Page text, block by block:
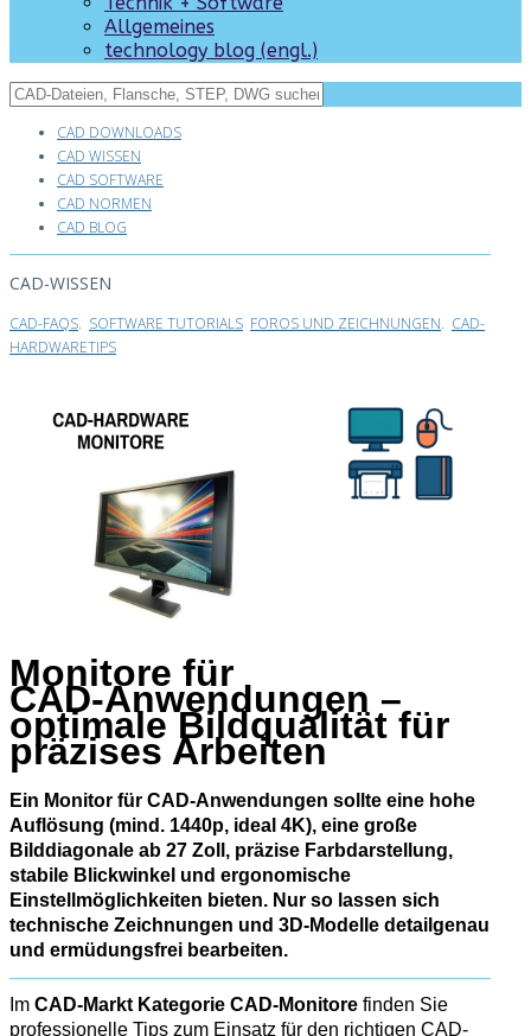
Allgemeines
technology blog (engl.)
CAD DOWNLOADS
CAD WISSEN
CAD SOFTWARE
CAD NORMEN
CAD BLOG
CAD-WISSEN
CAD-FAQS. SOFTWARE TUTORIALS FOROS UND ZEICHNUNGEN. CAD-
HARDWARETIPS
Monitore für
CAD‑Anwendungen –
optimale Bildqualität für
präzises Arbeiten
Ein Monitor für CAD‑Anwendungen sollte eine hohe
Auflösung (mind. 1440p, ideal 4K), eine große
Bilddiagonale ab 27 Zoll, präzise Farbdarstellung,
stabile Blickwinkel und ergonomische
Einstellmöglichkeiten bieten. Nur so lassen sich
technische Zeichnungen und 3D‑Modelle detailgenau
und ermüdungsfrei bearbeiten.
Im CAD-Markt Kategorie CAD-Monitore finden Sie
professionelle Tips zum Einsatz für den richtigen CAD-